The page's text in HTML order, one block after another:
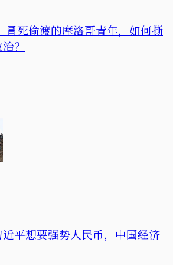
冒死偷渡的摩洛哥青年，如何撕
？
近平想要强势人民币，中国经济